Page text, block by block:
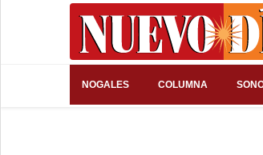
NOGALES COLUMNA